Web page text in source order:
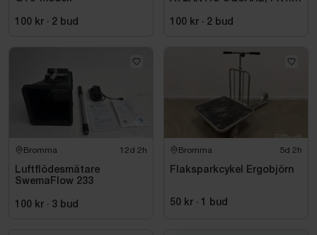
100 kr · 2 bud
KROM
100 kr · 2 bud
Bromma 12d 2h
Luftflödesmätare
SwemaFlow 233
100 kr · 3 bud
Bromma 5d 2h
Flaksparkcykel Ergobjörn
50 kr · 1 bud